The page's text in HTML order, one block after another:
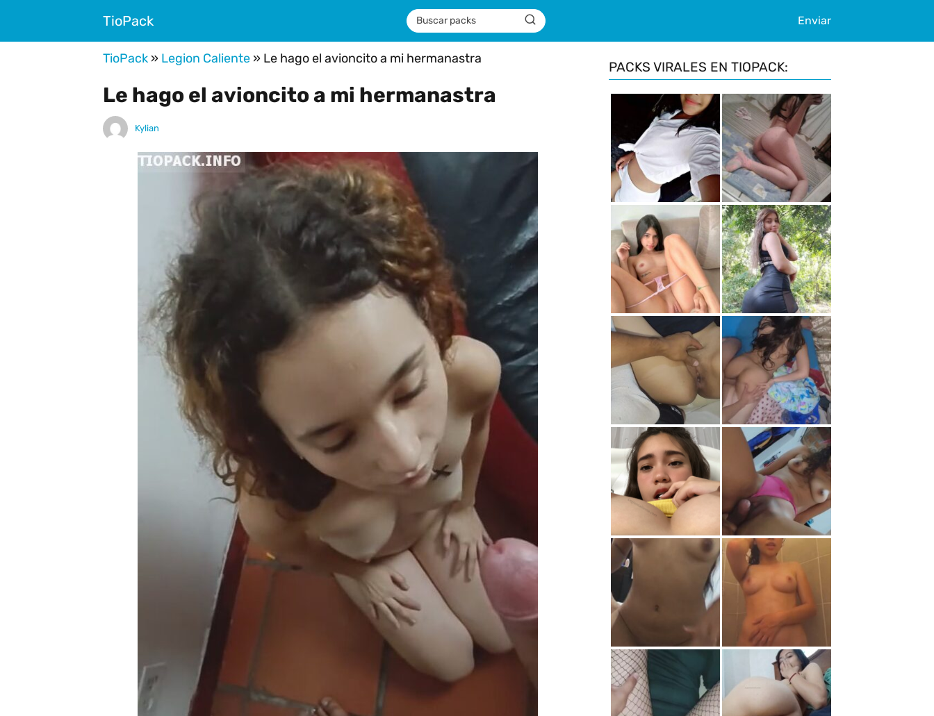
TioPack Enviar
TioPack » Legion Caliente » Le hago el avioncito a mi hermanastra
Le hago el avioncito a mi hermanastra
Kylian
PACKS VIRALES EN TIOPACK: